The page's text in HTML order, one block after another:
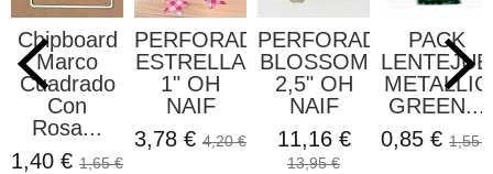
Chipboard
Marco
Cuadrado
Con
Rosa...
1,40 € 1,65 €
PERFORADORA
ESTRELLA
1" OH
NAIF
3,78 € 4,20 €
PERFORADORA
BLOSSOM
2,5" OH
NAIF
11,16 €
13,95 €
PACK
METALLIC
GREEN...
0,85 € 1,55 €